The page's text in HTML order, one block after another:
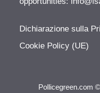
Dichiarazione sulla
Cookie Policy (UE)
Pollicegreen.com